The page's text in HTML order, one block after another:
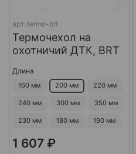
арт. termo-brt
Термочехол на
охотничий ДТК, BRT
Длина
160 мм 200 мм 220 мм
240 мм 300 мм 350 мм
230 мм 180 мм 190 мм
1 607 ₽